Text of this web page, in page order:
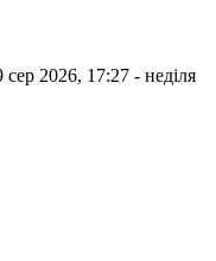
сер 2026, 17:27 - неділя